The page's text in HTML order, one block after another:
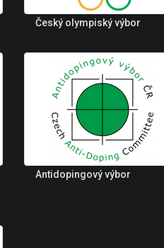
Český olympiský výbor
Antidopingový výbor